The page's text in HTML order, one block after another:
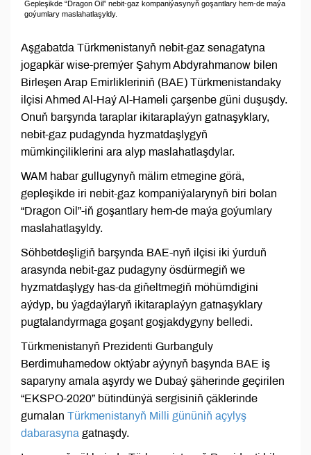
Gepleşikde “Dragon Oil” nebit-gaz kompaniýasynyň goşantlary hem-de maýa
goýumlary maslahatlaşyldy.
Aşgabatda Türkmenistanyň nebit-gaz senagatyna
jogapkär wise-premýer Şahym Abdyrahmanow bilen
Birleşen Arap Emirlikleriniň (BAE) Türkmenistandaky
ilçisi Ahmed Al-Haý Al-Hameli çarşenbe güni duşuşdy.
Onuň barşynda taraplar ikitaraplaýyn gatnaşyklary,
nebit-gaz pudagynda hyzmatdaşlygyň
mümkinçiliklerini ara alyp maslahatlaşdylar.
WAM habar gullugynyň mälim etmegine görä,
gepleşikde iri nebit-gaz kompaniýalarynyň biri bolan
“Dragon Oil”-iň goşantlary hem-de maýa goýumlary
maslahatlaşyldy.
Söhbetdeşligiň barşynda BAE-nyň ilçisi iki ýurduň
arasynda nebit-gaz pudagyny ösdürmegiň we
hyzmatdaşlygy has-da giňeltmegiň möhümdigini
aýdyp, bu ýagdaýlaryň ikitaraplaýyn gatnaşyklary
pugtalandyrmaga goşant goşjakdygyny belledi.
Türkmenistanyň Prezidenti Gurbanguly
Berdimuhamedow oktýabr aýynyň başynda BAE iş
saparyny amala aşyrdy we Dubaý şäherinde geçirilen
“EKSPO-2020” bütindünýä sergisiniň çäklerinde
gurnalan Türkmenistanyň Milli gününiň açylyş
dabarasyna gatnaşdy.